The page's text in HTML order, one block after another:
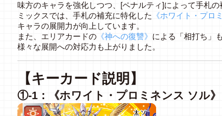
味方のキャラを強化しつつ、[ペナルティ]によって手札
ミックスでは、手札の補充に特化した
《ホワイト・プロ
キャラの展開力が向上しています。
また、エリアカードの 《神への復讐》 による「相打ち」
様々な展開への対応力も上がりました。
【キーカード説明】
①-1：《ホワイト・プロミネンス ソル》